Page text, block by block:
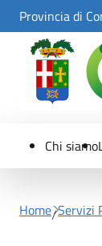
Skip to Main
Provincia di
Chi siamo
Home Servizi